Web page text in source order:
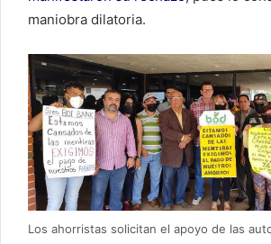
maniobra dilatoria.
Los ahorristas solicitan el apoyo de las